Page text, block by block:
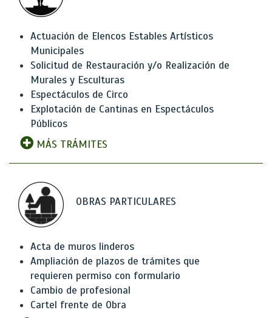
Actuación de Elencos Estables Artísticos
Municipales
Solicitud de Restauración y/o Realización de
Murales y Esculturas
Espectáculos de Circo
Explotación de Cantinas en Espectáculos
Públicos
MÁS TRÁMITES
OBRAS PARTICULARES
Acta de muros linderos
Ampliación de plazos de trámites que
requieren permiso con formulario
Cambio de profesional
Cartel frente de Obra